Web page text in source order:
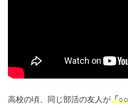
高校の頃、同じ部活の友人が「